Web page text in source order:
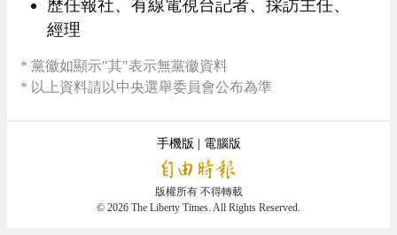
歷任報社、有線電視台記者、採訪主任、
經理
* 黨徽如顯示"其"表示無黨徽資料
* 以上資料請以中央選舉委員會公布為準
手機版 | 電腦版
版權所有 不得轉載
© 2026 The Liberty Times. All Rights Reserved.